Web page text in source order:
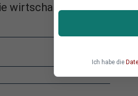
wirtschaftlichen Daten
Ich habe die